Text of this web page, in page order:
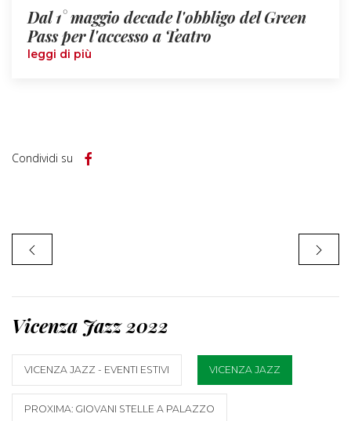
Dal 1° maggio decade l'obbligo del Green
Pass per l'accesso a Teatro
leggi di più
Condividi su
Vicenza Jazz 2022
VICENZA JAZZ - EVENTI ESTIVI VICENZA JAZZ
PROXIMA: GIOVANI STELLE A PALAZZO